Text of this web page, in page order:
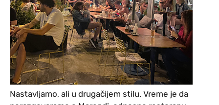
Nastavljamo, ali u drugačijem stilu. Vreme je da